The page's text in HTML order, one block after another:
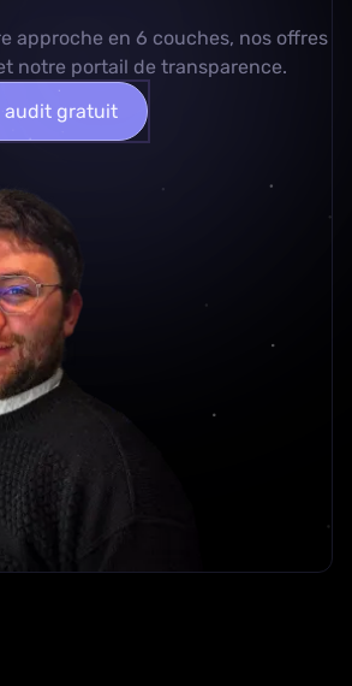
approche en 6 couches, nos offres
notre portail de transparence.
audit gratuit